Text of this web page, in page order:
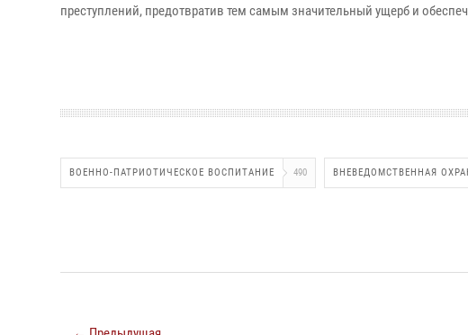
преступлений, предотвратив тем самым значительный ущерб и
ВОЕННО-ПАТРИОТИЧЕСКОЕ ВОСПИТАНИЕ 490 ВНЕВЕДОМСТВЕННАЯ